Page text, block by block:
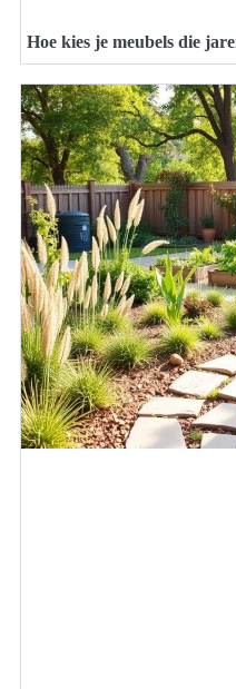
Hoe kies je meubels die